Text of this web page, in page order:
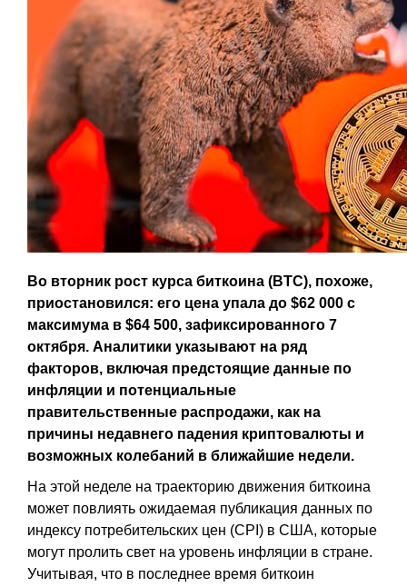
Во вторник рост курса биткоина (BTC), похоже,
приостановился: его цена упала до $62 000 с
максимума в $64 500, зафиксированного 7
октября. Аналитики указывают на ряд
факторов, включая предстоящие данные по
инфляции и потенциальные
правительственные распродажи, как на
причины недавнего падения криптовалюты и
возможных колебаний в ближайшие недели.
На этой неделе на траекторию движения биткоина
может повлиять ожидаемая публикация данных по
индексу потребительских цен (CPI) в США, которые
могут пролить свет на уровень инфляции в стране.
Учитывая, что в последнее время биткоин